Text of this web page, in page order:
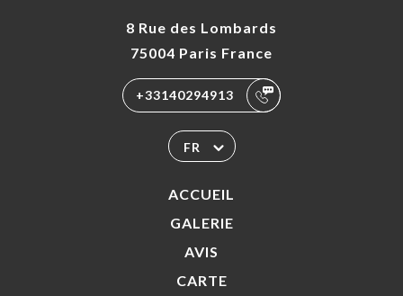
8 Rue des Lombards
75004 Paris France
+33140294913
FR
ACCUEIL
GALERIE
AVIS
CARTE